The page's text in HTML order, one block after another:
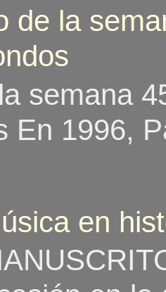
de la
semana
En 1996,
en